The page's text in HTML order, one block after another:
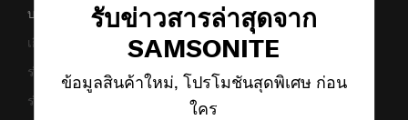
รับข่าวสารล่าสุดจาก
SAMSONITE
ข้อมูลสินค้าใหม่, โปรโมชันสุดพิเศษ ก่อน
ใคร
บริษัทของเรา
เกี่ยวกับเรา
ร่วมงานกับเรา
ร่วมธุรกิจ